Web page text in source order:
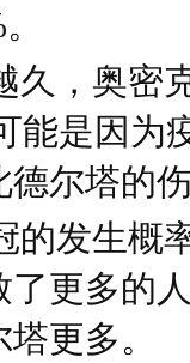
久，奥密
能是因为
尔塔的
的发生概
更多的
更多。